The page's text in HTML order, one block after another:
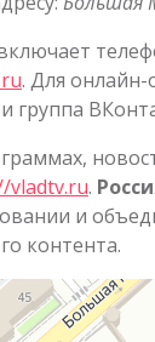
. Для
группа
vladtv.ru.
и
контента.